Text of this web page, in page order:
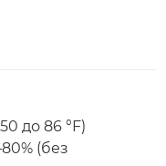
до 86 °F)
(без